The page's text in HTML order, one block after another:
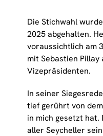
Die Stichwahl
2025 abgehalten.
voraussichtlich am
mit Sebastien
Vizepräsidenten.
In seiner
tief gerührt von
in mich gesetzt
aller Seycheller